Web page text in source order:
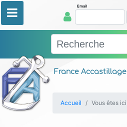
France Accastillage
Email
Accueil Vous êtes ici